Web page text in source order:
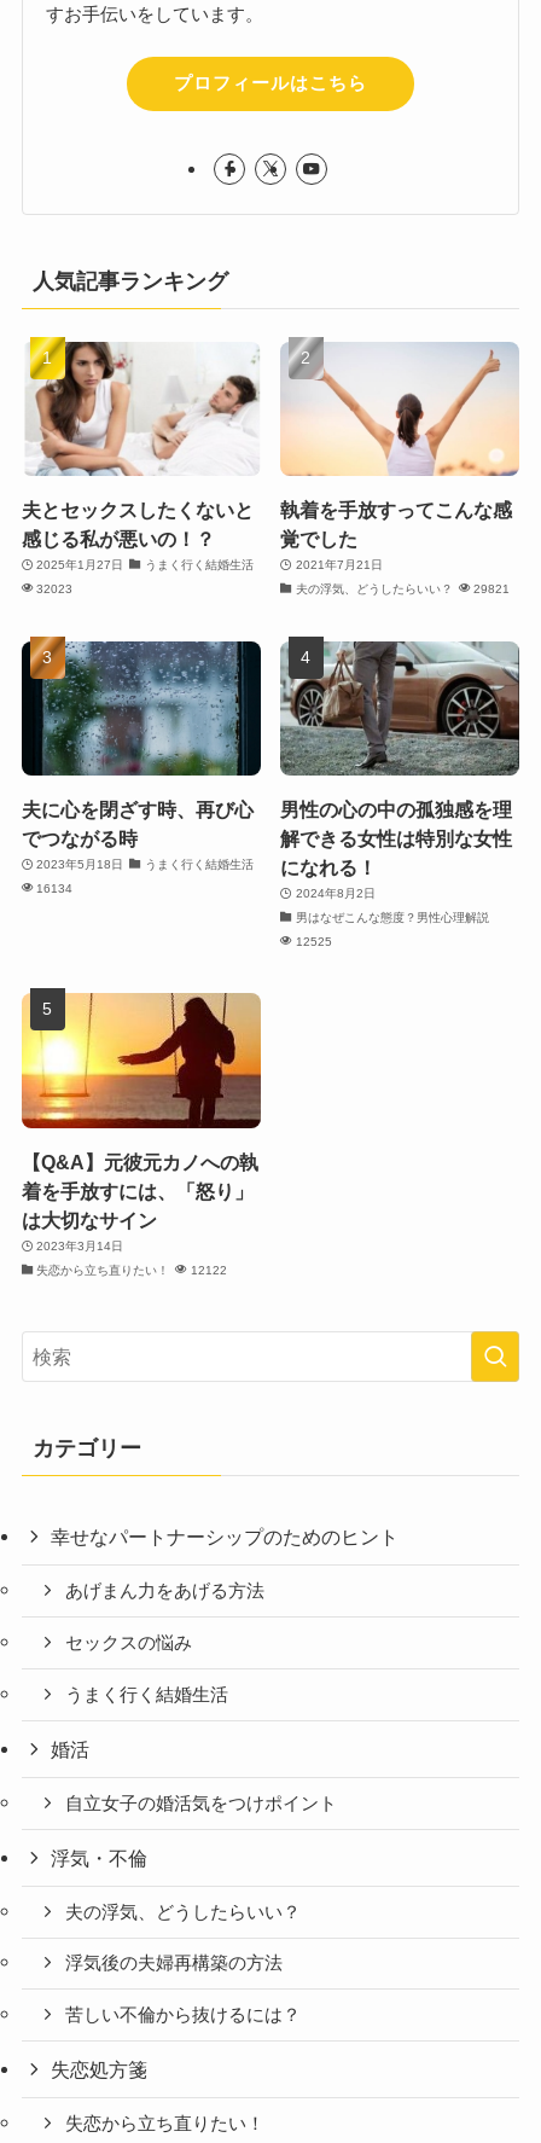
すお手伝いをしています。
プロフィールはこちら
人気記事ランキング
夫とセックスしたくないと
感じる私が悪いの！？
2025年1月27日
うまく行く結婚生活
32023
執着を手放すってこんな感
覚でした
2021年7月21日
夫の浮気、どうしたらいい？
29821
夫に心を閉ざす時、再び心
でつながる時
2023年5月18日
うまく行く結婚生活
16134
男性の心の中の孤独感を理
解できる女性は特別な女性
になれる！
2024年8月2日
男はなぜこんな態度？男性心理解説
12525
【Q&A】元彼元カノへの執
着を手放すには、「怒り」
は大切なサイン
2023年3月14日
失恋から立ち直りたい！
12122
カテゴリー
幸せなパートナーシップのためのヒント
あげまん力をあげる方法
セックスの悩み
うまく行く結婚生活
婚活
自立女子の婚活気をつけポイント
浮気・不倫
夫の浮気、どうしたらいい？
浮気後の夫婦再構築の方法
苦しい不倫から抜けるには？
失恋処方箋
失恋から立ち直りたい！